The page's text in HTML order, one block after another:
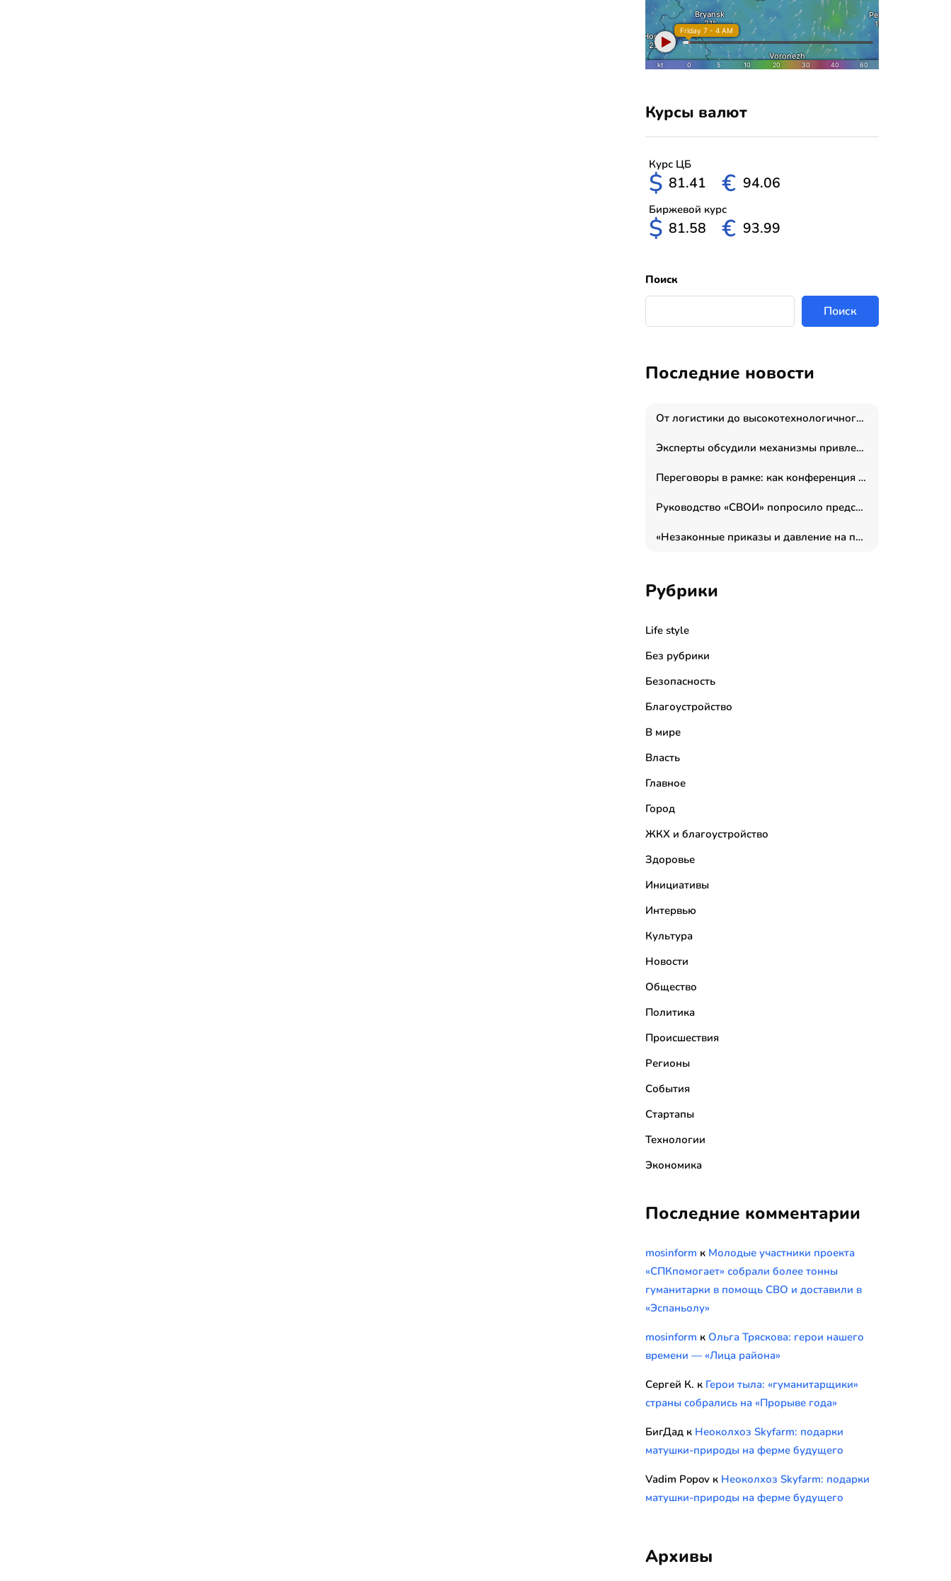
Курсы валют
Курс ЦБ
$ 81.41 € 94.06
Биржевой курс
$ 81.58 € 93.99
Поиск
Поиск
Последние новости
От логистики до высокотехнологичного производства: как основатель “гагаринга” выстраивает экосистему безопасности и гражданских БПЛА
Эксперты обсудили механизмы привлечения молодых специалистов в промышленные города
Переговоры в рамке: как конференция «Бизнес как искусство» переформатирует деловой этикет в стенах ТПП РФ
Руководство «СВОИ» попросило председателя СКР дать правовую оценку обысков в тыловом штабе
«Незаконные приказы и давление на полицию»: Эрнеста Султанова задержали у посольства Израиля во время одиночного пикета
Рубрики
Life style
Без рубрики
Безопасность
Благоустройство
В мире
Власть
Главное
Город
ЖКХ и благоустройство
Здоровье
Инициативы
Интервью
Культура
Новости
Общество
Политика
Происшествия
Регионы
События
Стартапы
Технологии
Экономика
Последние комментарии
mosinform к Молодые участники проекта
«СПКпомогает» собрали более тонны
гуманитарки в помощь СВО и доставили в
«Эспаньолу»
mosinform к Ольга Тряскова: герои нашего
времени — «Лица района»
Сергей К. к Герои тыла: «гуманитарщики»
страны собрались на «Прорыве года»
БигДад к Неоколхоз Skyfarm: подарки
матушки-природы на ферме будущего
Vadim Popov к Неоколхоз Skyfarm: подарки
матушки-природы на ферме будущего
Архивы